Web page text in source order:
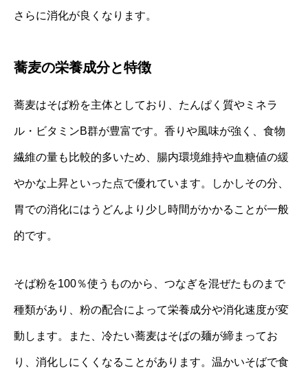
さらに消化が良くなります。
蕎麦の栄養成分と特徴
蕎麦はそば粉を主体としており、たんぱく質やミネラ
ル・ビタミンB群が豊富です。香りや風味が強く、食物
繊維の量も比較的多いため、腸内環境維持や血糖値の緩
やかな上昇といった点で優れています。しかしその分、
胃での消化にはうどんより少し時間がかかることが一般
的です。
そば粉を100％使うものから、つなぎを混ぜたものまで
種類があり、粉の配合によって栄養成分や消化速度が変
動します。また、冷たい蕎麦はそばの麺が締まってお
り、消化しにくくなることがあります。温かいそばで食